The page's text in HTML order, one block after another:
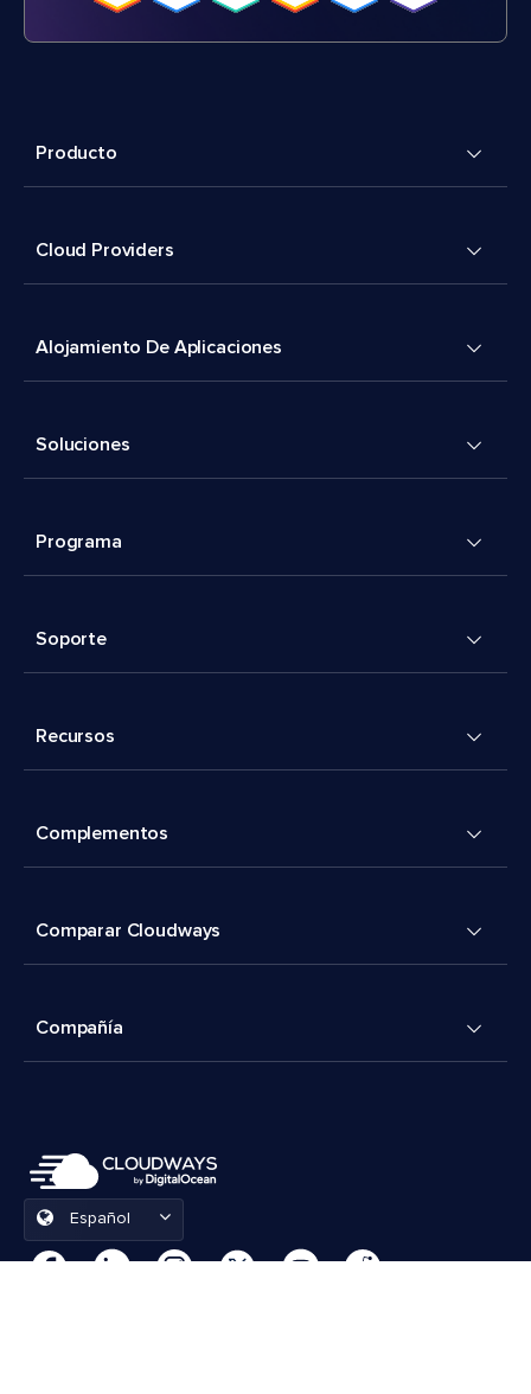
Producto
Cloud Providers
Alojamiento De Aplicaciones
Soluciones
Programa
Soporte
Recursos
Complementos
Comparar Cloudways
Compañía
Español